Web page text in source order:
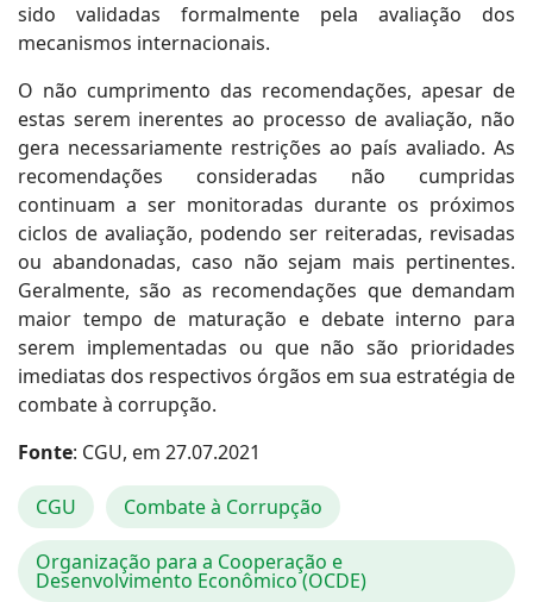
sido validadas formalmente pela avaliação dos
mecanismos internacionais.
O não cumprimento das recomendações, apesar de
estas serem inerentes ao processo de avaliação, não
gera necessariamente restrições ao país avaliado. As
recomendações consideradas não cumpridas
continuam a ser monitoradas durante os próximos
ciclos de avaliação, podendo ser reiteradas, revisadas
ou abandonadas, caso não sejam mais pertinentes.
Geralmente, são as recomendações que demandam
maior tempo de maturação e debate interno para
serem implementadas ou que não são prioridades
imediatas dos respectivos órgãos em sua estratégia de
combate à corrupção.
Fonte: CGU, em 27.07.2021
CGU Combate à Corrupção
Organização para a Cooperação e
Desenvolvimento Econômico (OCDE)